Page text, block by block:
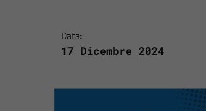
Data:
17 Dicembre 2024